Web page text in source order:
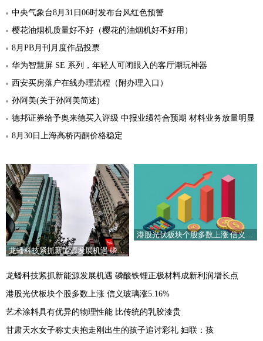
中央气象台8月31日06时发布台风红色预警
樱花油烟机质量好不好（樱花的油烟机好不好用）
8月PB月刊月度作品投票
华为智慧屏 SE 系列，年轻人可闭眼入的客厅潮玩神器
西安买房落户在线办理流程（附办理入口）
孙阿美(关于孙阿美简述)
德邦证券给予奥来德买入评级 中报业绩符合预期 材料业务放量明显
8月30日上海高桥丙酮价格稳定
龙蟠科技紧抓新能源发展机遇 磷酸铁锂正极材料成新利润增长点
港股光伏板块个股多数上涨 信义玻璃涨5.16%
龙蟠科技紧抓新能源发展机遇 磷酸铁锂正极材料成新利润增长点
港股光伏板块个股多数上涨 信义玻璃涨5.16%
艺术涂料具有优异的物理性能 比传统的乳胶漆贵
甘肃天水女子称丈夫抱走刚出生的孩子追讨彩礼 妇联：孩